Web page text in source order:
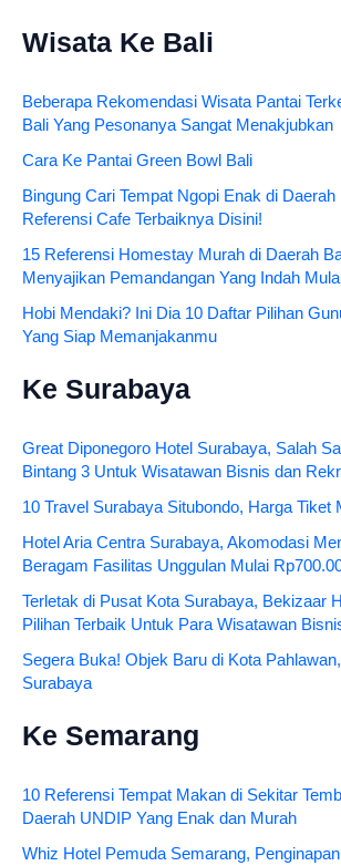
Wisata Ke Bali
Beberapa Rekomendasi Wisata Pantai
Bali Yang Pesonanya Sangat Menakjubkan
Cara Ke Pantai Green Bowl Bali
Bingung Cari Tempat Ngopi Enak di
Referensi Cafe Terbaiknya Disini!
15 Referensi Homestay Murah di Daerah
Menyajikan Pemandangan Yang Indah
Hobi Mendaki? Ini Dia 10 Daftar Pilihan
Yang Siap Memanjakanmu
Ke Surabaya
Great Diponegoro Hotel Surabaya, Salah
Bintang 3 Untuk Wisatawan Bisnis dan
10 Travel Surabaya Situbondo, Harga Tiket
Hotel Aria Centra Surabaya, Akomodasi
Beragam Fasilitas Unggulan Mulai
Terletak di Pusat Kota Surabaya, Bekizaar
Pilihan Terbaik Untuk Para Wisatawan
Segera Buka! Objek Baru di Kota
Surabaya
Ke Semarang
10 Referensi Tempat Makan di Sekitar
Daerah UNDIP Yang Enak dan Murah
Whiz Hotel Pemuda Semarang,